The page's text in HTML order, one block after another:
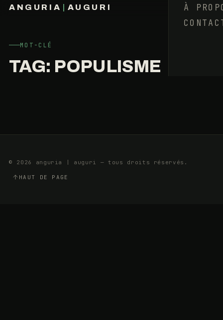
ANGURIA AUGURI
À
MOT-CLÉ
TAG: POPULISME
LA
CANUT
21
AVRIL
10
MIN
© 2026 anguria | auguri — tous droits réservés.
HAUT DE PAGE